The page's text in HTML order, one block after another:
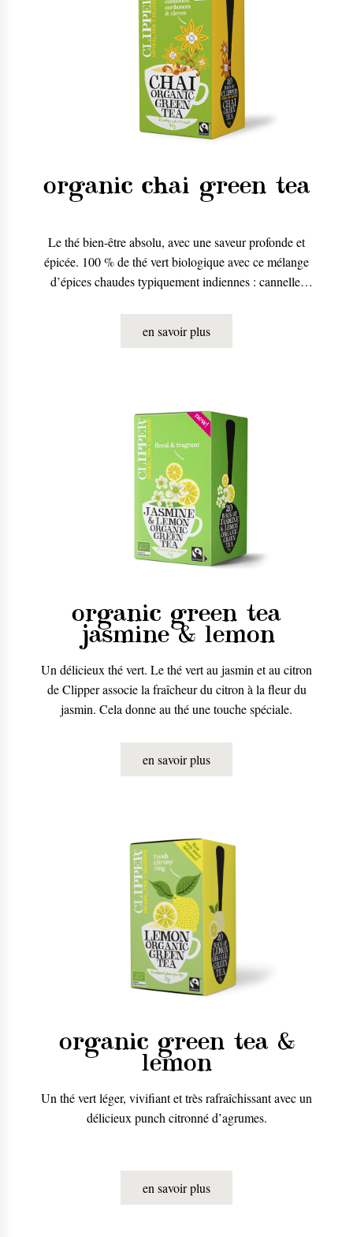
organic chai green tea
Le thé bien-être absolu, avec une saveur profonde et
épicée. 100 % de thé vert biologique avec ce mélange
d’épices chaudes typiquement indiennes : cannelle,
en savoir plus
organic green tea
jasmine & lemon
Un délicieux thé vert. Le thé vert au jasmin et au citron
de Clipper associe la fraîcheur du citron à la fleur du
jasmin. Cela donne au thé une touche spéciale.
en savoir plus
organic green tea &
lemon
Un thé vert léger, vivifiant et très rafraîchissant avec un
délicieux punch citronné d’agrumes.
en savoir plus